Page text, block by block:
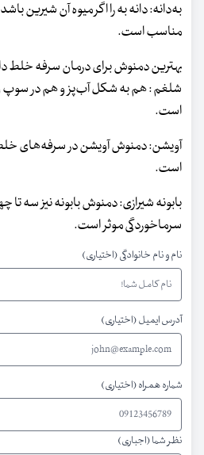
به‌دانه: دانه به را اگر میوه آن شیرین
مناسب است.
بهترین دمنوش برای درمان سرفه‌ خلط‌
شلغم : هم به شکل آب‌پز و هم در سوپ
است.
آویشن: دمنوش آویشن در سرفه‌های
است.
بابونه‌ شیرازی: دمنوش بابونه نیز سه تا
سرماخوردگی موثر است.
نام و نام خانوادگی (اختیاری)
آدرس ایمیل (اختیاری)
شماره همراه (اختیاری)
نظر شما (اجباری)